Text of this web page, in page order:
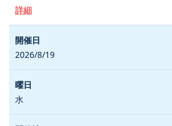
詳細
2026/8/19
水